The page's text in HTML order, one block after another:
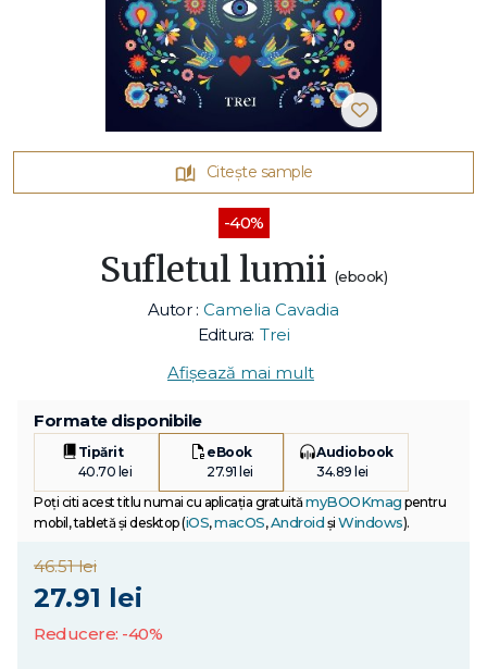
Citește sample
-40%
Sufletul lumii (ebook)
Autor : Camelia Cavadia
Editura: Trei
Afișează mai mult
Formate disponibile
Tipărit
40.70 lei
eBook
27.91 lei
Audiobook
34.89 lei
Poți citi acest titlu numai cu aplicația gratuitămyBOOKmag pentru
mobil, tabletă și desktop (iOS,macOS,Android și Windows).
46.51 lei
27.91 lei
Reducere: -40%